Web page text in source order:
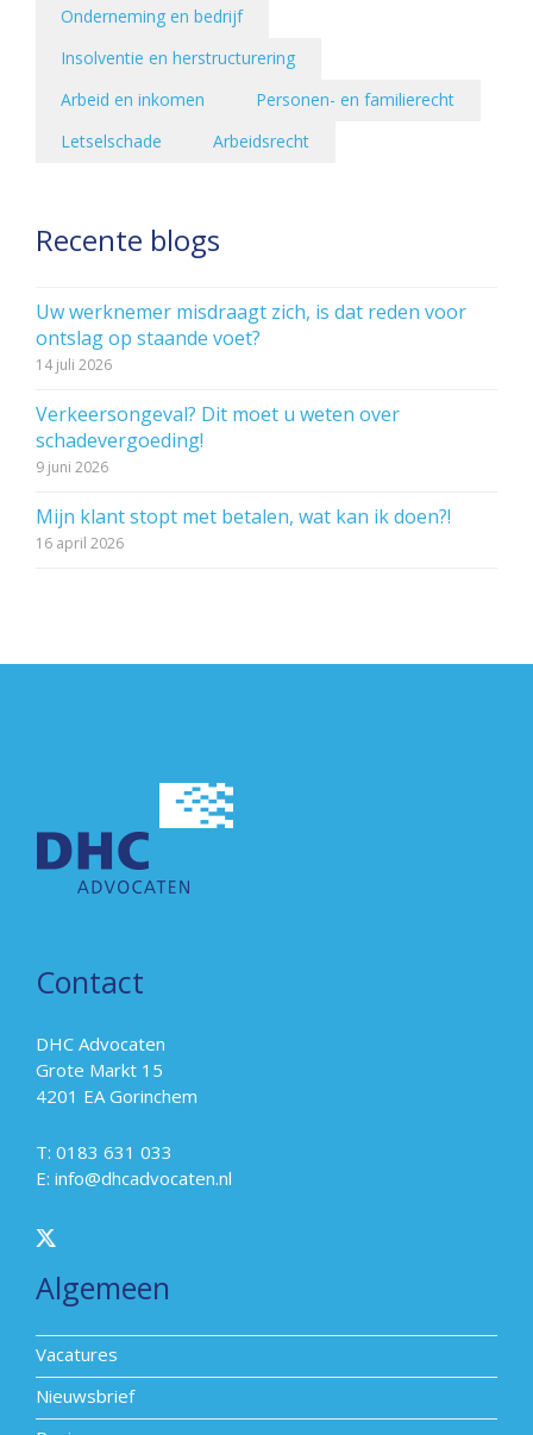
Onderneming en bedrijf
Insolventie en herstructurering
Arbeid en inkomen
Personen- en familierecht
Letselschade
Arbeidsrecht
Recente blogs
Uw werknemer misdraagt zich, is dat reden voor
ontslag op staande voet?
14 juli 2026
Verkeersongeval? Dit moet u weten over
schadevergoeding!
9 juni 2026
Mijn klant stopt met betalen, wat kan ik doen?!
16 april 2026
Contact
DHC Advocaten
Grote Markt 15
4201 EA Gorinchem
T: 0183 631 033
E: info@dhcadvocaten.nl
Algemeen
Vacatures
Nieuwsbrief